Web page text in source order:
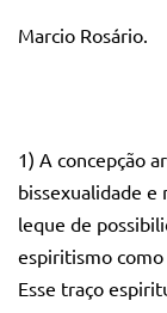
Marcio Rosário.
1) A concepção
bissexualidade e
leque de
espiritismo como
Esse traço